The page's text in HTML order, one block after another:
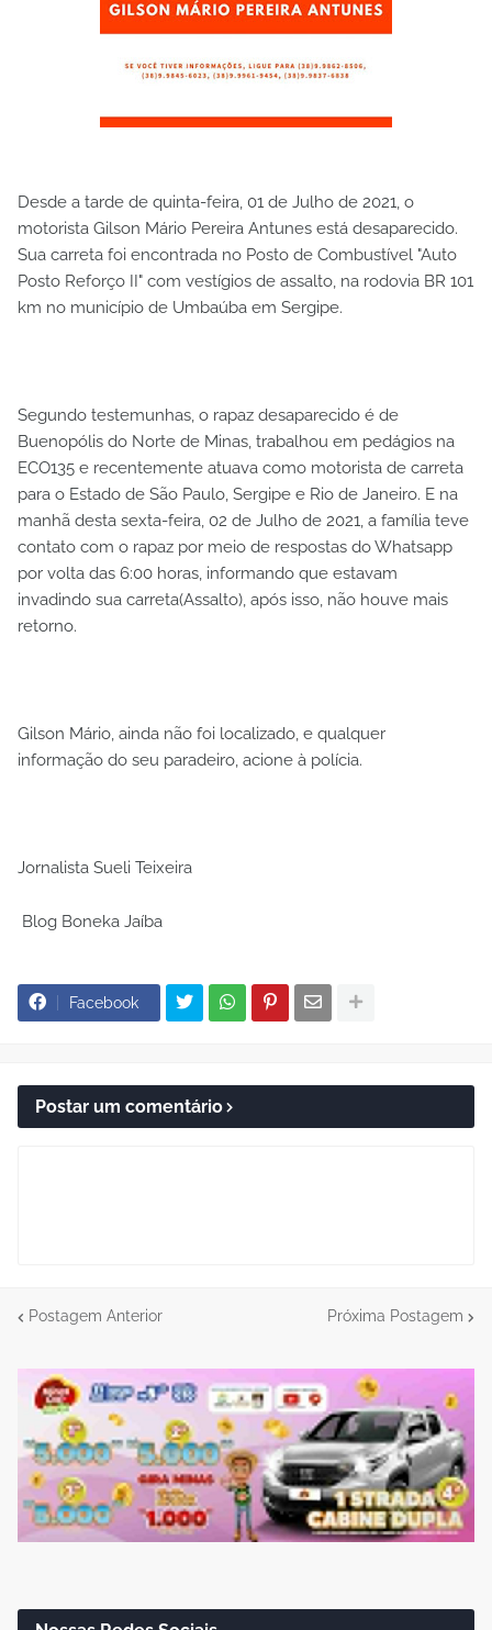
Desde a tarde de quinta-feira, 01 de Julho de 2021, o
motorista Gilson Mário Pereira Antunes está desaparecido.
Sua carreta foi encontrada no Posto de Combustível "Auto
Posto Reforço II" com vestígios de assalto, na rodovia BR 101
km no município de Umbaúba em Sergipe.
Segundo testemunhas, o rapaz desaparecido é de
Buenopólis do Norte de Minas, trabalhou em pedágios na
ECO135 e recentemente atuava como motorista de carreta
para o Estado de São Paulo, Sergipe e Rio de Janeiro. E na
manhã desta sexta-feira, 02 de Julho de 2021, a família teve
contato com o rapaz por meio de respostas do Whatsapp
por volta das 6:00 horas, informando que estavam
invadindo sua carreta(Assalto), após isso, não houve mais
retorno.
Gilson Mário, ainda não foi localizado, e qualquer
informação do seu paradeiro, acione à polícia.
Jornalista Sueli Teixeira
Blog Boneka Jaíba
Facebook
Postar um comentário
Postagem Anterior Próxima Postagem